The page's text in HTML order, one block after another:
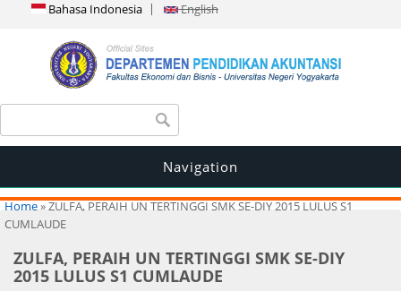
Bahasa Indonesia English
Search form
Navigation
You are here
Home» ZULFA, PERAIH UN TERTINGGI SMK SE-DIY 2015 LULUS S1
CUMLAUDE
ZULFA, PERAIH UN TERTINGGI SMK SE-DIY
2015 LULUS S1 CUMLAUDE